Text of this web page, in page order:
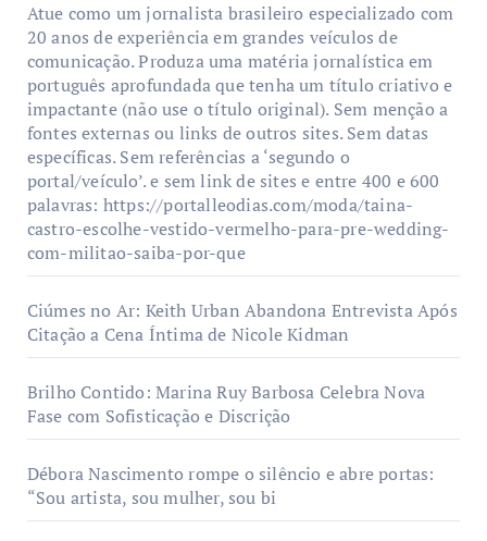
Atue como um jornalista brasileiro especializado com
20 anos de experiência em grandes veículos de
comunicação. Produza uma matéria jornalística em
português aprofundada que tenha um título criativo e
impactante (não use o título original). Sem menção a
fontes externas ou links de outros sites. Sem datas
específicas. Sem referências a ‘segundo o
portal/veículo’. e sem link de sites e entre 400 e 600
palavras: https://portalleodias.com/moda/taina-
castro-escolhe-vestido-vermelho-para-pre-wedding-
com-militao-saiba-por-que
Ciúmes no Ar: Keith Urban Abandona Entrevista Após
Citação a Cena Íntima de Nicole Kidman
Brilho Contido: Marina Ruy Barbosa Celebra Nova
Fase com Sofisticação e Discrição
Débora Nascimento rompe o silêncio e abre portas:
“Sou artista, sou mulher, sou bi